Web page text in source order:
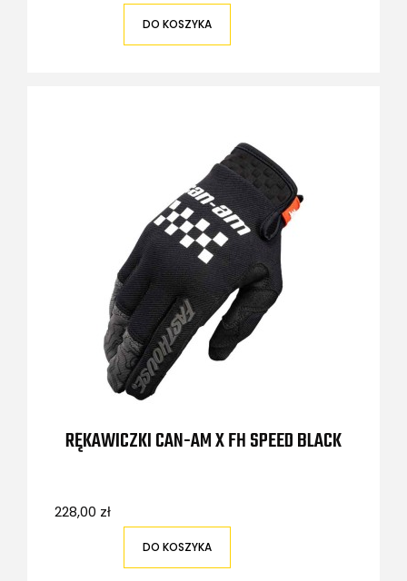
DO KOSZYKA
RĘKAWICZKI CAN-AM X FH SPEED BLACK
228,00 zł
DO KOSZYKA